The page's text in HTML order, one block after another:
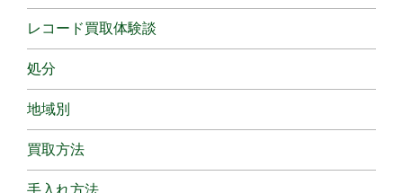
レコード買取体験談
処分
地域別
買取方法